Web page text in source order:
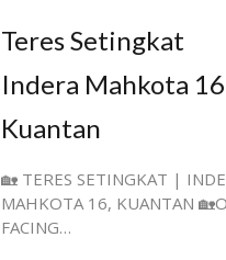
Teres Setingkat
Indera Mahkota 16
Kuantan
🏡 TERES SETINGKAT |
MAHKOTA 16, KUANTAN
FACING…